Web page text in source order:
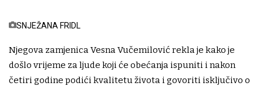
SNJEŽANA FRIDL
Njegova zamjenica Vesna Vučemilović rekla je kako je
došlo vrijeme za ljude koji će obećanja ispuniti i nakon
četiri godine podići kvalitetu života i govoriti isključivo o